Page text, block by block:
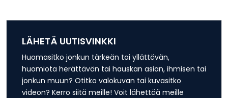
LÄHETÄ UUTISVINKKI
Huomasitko jonkun tärkeän tai yllättävän,
huomiota herättävän tai hauskan asian, ihmisen tai
jonkun muun? Otitko valokuvan tai kuvasitko
videon? Kerro siitä meille! Voit lähettää meille